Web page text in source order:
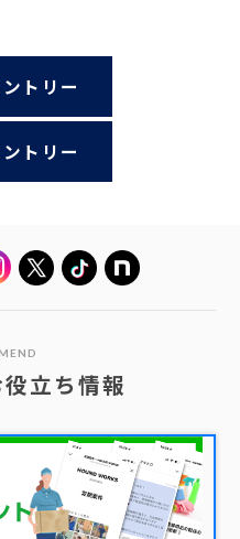
トリー
トリー
立ち情報